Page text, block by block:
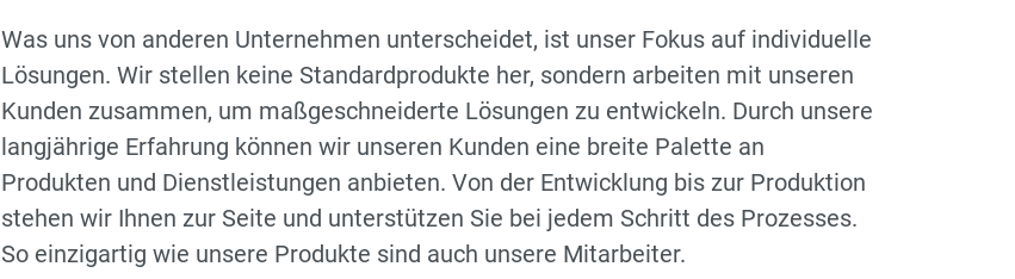
Was uns von anderen Unternehmen unterscheidet, ist unser Fokus auf individuelle
Lösungen. Wir stellen keine Standardprodukte her, sondern arbeiten mit unseren
Kunden zusammen, um maßgeschneiderte Lösungen zu entwickeln. Durch unsere
langjährige Erfahrung können wir unseren Kunden eine breite Palette an
Produkten und Dienstleistungen anbieten. Von der Entwicklung bis zur Produktion
stehen wir Ihnen zur Seite und unterstützen Sie bei jedem Schritt des Prozesses.
So einzigartig wie unsere Produkte sind auch unsere Mitarbeiter.